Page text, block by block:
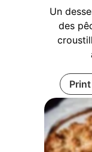
Un
des